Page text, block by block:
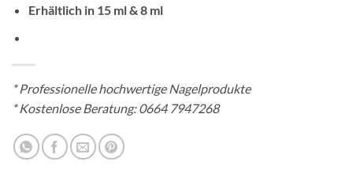
Erhältlich in 15 ml & 8 ml
*Professionelle hochwertige Nagelprodukte
* Kostenlose Beratung:0664 7947268